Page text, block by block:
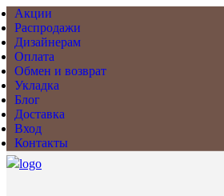
Акции
Распродажи
Дизайнерам
Оплата
Обмен и возврат
Укладка
Блог
Доставка
Вход
Контакты